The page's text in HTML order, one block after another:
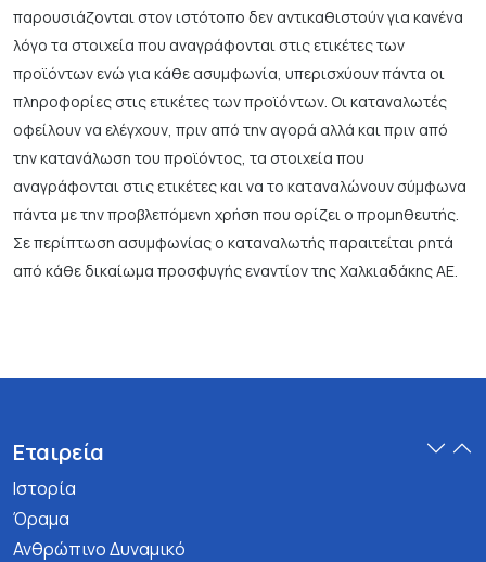
παρουσιάζονται στον ιστότοπο δεν αντικαθιστούν για κανένα
λόγο τα στοιχεία που αναγράφονται στις ετικέτες των
προϊόντων ενώ για κάθε ασυμφωνία, υπερισχύουν πάντα οι
πληροφορίες στις ετικέτες των προϊόντων. Οι καταναλωτές
οφείλουν να ελέγχουν, πριν από την αγορά αλλά και πριν από
την κατανάλωση του προϊόντος, τα στοιχεία που
αναγράφονται στις ετικέτες και να το καταναλώνουν σύμφωνα
πάντα με την προβλεπόμενη χρήση που ορίζει ο προμηθευτής.
Σε περίπτωση ασυμφωνίας ο καταναλωτής παραιτείται ρητά
από κάθε δικαίωμα προσφυγής εναντίον της Χαλκιαδάκης ΑΕ.
Εταιρεία
Ιστορία
Όραμα
Ανθρώπινο Δυναμικό